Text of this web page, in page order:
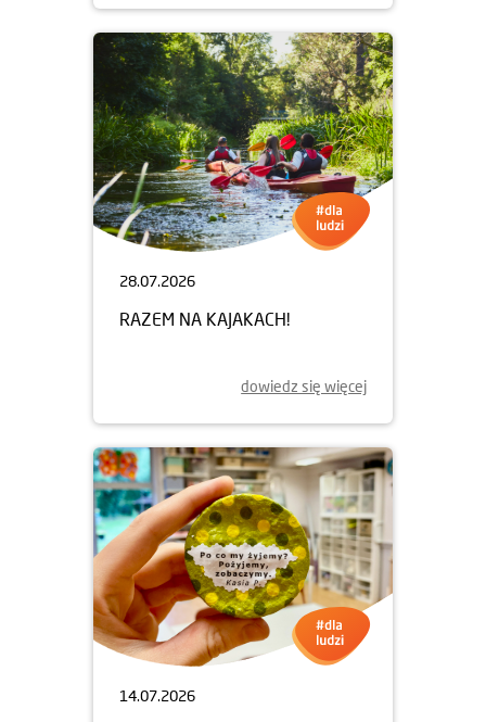
28.07.2026
RAZEM NA KAJAKACH!
dowiedz się więcej
14.07.2026